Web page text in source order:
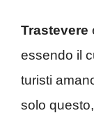
Trastevere
essendo il
turisti
solo